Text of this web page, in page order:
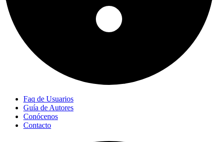
Faq de Usuarios
Guía de Autores
Conócenos
Contacto